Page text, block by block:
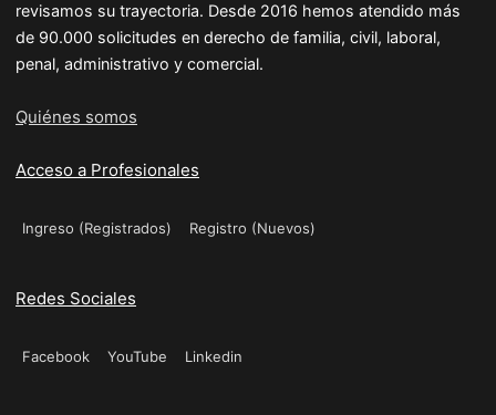
revisamos su trayectoria. Desde 2016 hemos atendido más
de 90.000 solicitudes en derecho de familia, civil, laboral,
penal, administrativo y comercial.
Quiénes somos
Acceso a Profesionales
Ingreso (Registrados) Registro (Nuevos)
Redes Sociales
Facebook YouTube Linkedin